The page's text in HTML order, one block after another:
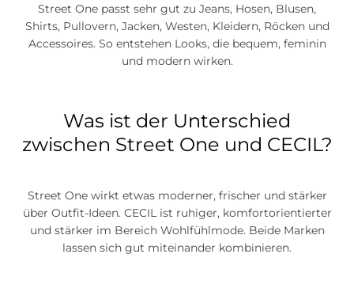
Street One passt sehr gut zu Jeans, Hosen, Blusen,
Shirts, Pullovern, Jacken, Westen, Kleidern, Röcken und
Accessoires. So entstehen Looks, die bequem, feminin
und modern wirken.
Was ist der Unterschied
zwischen Street One und CECIL?
Street One wirkt etwas moderner, frischer und stärker
über Outfit-Ideen. CECIL ist ruhiger, komfortorientierter
und stärker im Bereich Wohlfühlmode. Beide Marken
lassen sich gut miteinander kombinieren.